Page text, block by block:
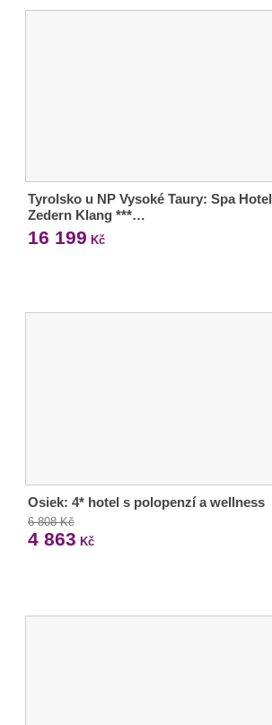
Tyrolsko u NP Vysoké Taury: Spa Hotel
Zedern Klang ***…
16 199 Kč
Osiek: 4* hotel s polopenzí a wellness
6 808 Kč
4 863 Kč